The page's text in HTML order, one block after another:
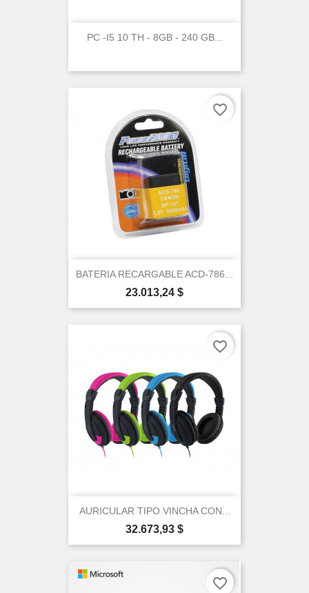
PC -I5 10 TH - 8GB - 240 GB...
BATERIA RECARGABLE ACD-786...
Precio
23.013,24 $
favorite_border
AURICULAR TIPO VINCHA CON...
Precio
32.673,93 $
favorite_border
favorite_border
Create wishlist